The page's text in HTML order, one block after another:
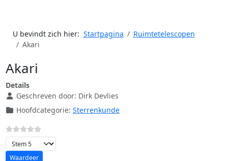
U bevindt zich hier: Startpagina
Ruimtetelescopen
Akari
Akari
Details
Geschreven door: Dirk Devlies
Hoofdcategorie: Sterrenkunde
Voeg waardering toe